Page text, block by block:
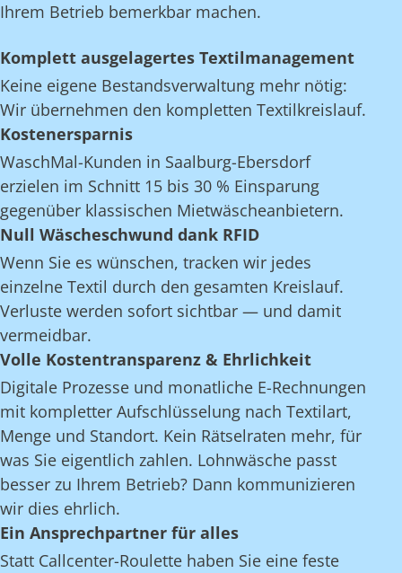
Ihrem Betrieb bemerkbar machen.
Komplett ausgelagertes Textilmanagement
Keine eigene Bestandsverwaltung mehr nötig:
Wir übernehmen den kompletten Textilkreislauf.
Kostenersparnis
WaschMal-Kunden in Saalburg-Ebersdorf
erzielen im Schnitt 15 bis 30 % Einsparung
gegenüber klassischen Mietwäscheanbietern.
Null Wäscheschwund dank RFID
Wenn Sie es wünschen, tracken wir jedes
einzelne Textil durch den gesamten Kreislauf.
Verluste werden sofort sichtbar — und damit
vermeidbar.
Volle Kostentransparenz & Ehrlichkeit
Digitale Prozesse und monatliche E-Rechnungen
mit kompletter Aufschlüsselung nach Textilart,
Menge und Standort. Kein Rätselraten mehr, für
was Sie eigentlich zahlen. Lohnwäsche passt
besser zu Ihrem Betrieb? Dann kommunizieren
wir dies ehrlich.
Ein Ansprechpartner für alles
Statt Callcenter-Roulette haben Sie eine feste